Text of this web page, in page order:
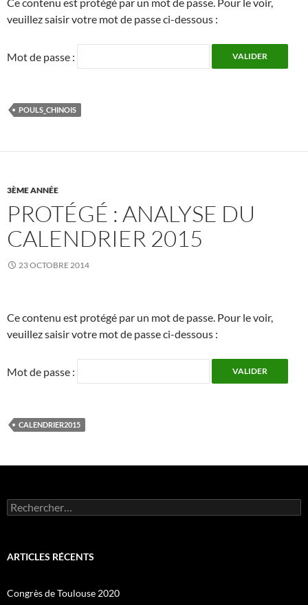
veuillez saisir votre mot de passe ci-dessous :
Mot de passe :
POULS_CHINOIS
3ÈME ANNÉE
PROTÉGÉ : ANALYSE DU
CALENDRIER 2015
23 OCTOBRE 2014
Ce contenu est protégé par un mot de passe. Pour le voir,
veuillez saisir votre mot de passe ci-dessous :
Mot de passe :
CALENDRIER2015
Rechercher :
ARTICLES RÉCENTS
Congrès de Toulouse 2020